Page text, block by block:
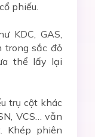
phiếu.
KDC, GAS,
trong sắc đỏ
thể lấy lại
trụ cột khác
VCS… vẫn
Khép phiên